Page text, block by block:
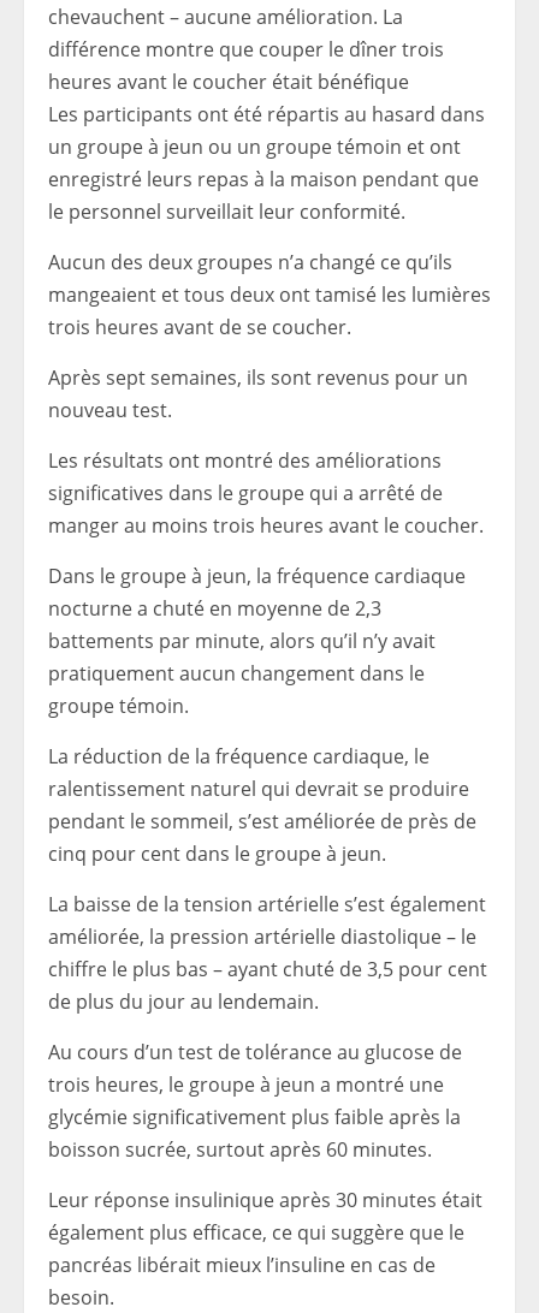
chevauchent – ​​aucune amélioration. La
différence montre que couper le dîner trois
heures avant le coucher était bénéfique
Les participants ont été répartis au hasard dans
un groupe à jeun ou un groupe témoin et ont
enregistré leurs repas à la maison pendant que
le personnel surveillait leur conformité.
Aucun des deux groupes n’a changé ce qu’ils
mangeaient et tous deux ont tamisé les lumières
trois heures avant de se coucher.
Après sept semaines, ils sont revenus pour un
nouveau test.
Les résultats ont montré des améliorations
significatives dans le groupe qui a arrêté de
manger au moins trois heures avant le coucher.
Dans le groupe à jeun, la fréquence cardiaque
nocturne a chuté en moyenne de 2,3
battements par minute, alors qu’il n’y avait
pratiquement aucun changement dans le
groupe témoin.
La réduction de la fréquence cardiaque, le
ralentissement naturel qui devrait se produire
pendant le sommeil, s’est améliorée de près de
cinq pour cent dans le groupe à jeun.
La baisse de la tension artérielle s’est également
améliorée, la pression artérielle diastolique – le
chiffre le plus bas – ayant chuté de 3,5 pour cent
de plus du jour au lendemain.
Au cours d’un test de tolérance au glucose de
trois heures, le groupe à jeun a montré une
glycémie significativement plus faible après la
boisson sucrée, surtout après 60 minutes.
Leur réponse insulinique après 30 minutes était
également plus efficace, ce qui suggère que le
pancréas libérait mieux l’insuline en cas de
besoin.